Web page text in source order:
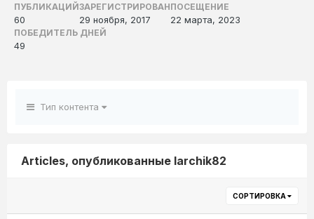
ПУБЛИКАЦИЙ
60
ЗАРЕГИСТРИРОВАН
29 ноября, 2017
ПОСЕЩЕНИЕ
22 марта, 2023
ПОБЕДИТЕЛЬ ДНЕЙ
49
Тип контента
Articles, опубликованные larchik82
СОРТИРОВКА